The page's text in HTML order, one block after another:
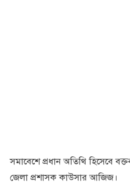
সমাবেশে প্রধান অতিথি হিসেবে
জেলা প্রশাসক কাউসার আজিজ।